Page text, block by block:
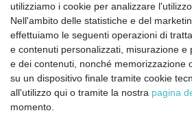
Iscriviti a
© Copyright 2026 | Tutti i diritti
utilizziamo i cookie per analizzare
Nell'ambito delle statistiche e del
effettuiamo le seguenti operazioni di
e contenuti personalizzati, misurazione e
e dei contenuti, nonché memorizzazione
su un dispositivo finale tramite cookie
all'utilizzo qui o tramite la nostra pagina
momento.